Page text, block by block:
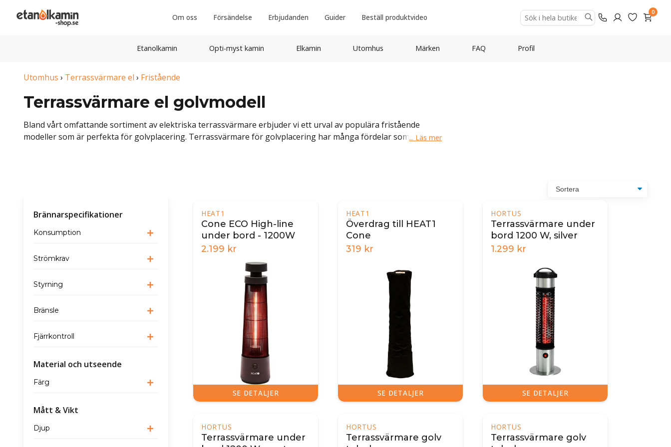
Om oss Försändelse Erbjudanden Guider Beställ produktvideo
0
Etanolkamin Opti-myst kamin Elkamin Utomhus Märken FAQ Profil
Utomhus › Terrassvärmare el › Fristående
Terrassvärmare el golvmodell
Bland vårt omfattande sortiment av elektriska terrassvärmare erbjuder vi ett urval av populära fristående
modeller som är perfekta för golvplacering. Terrassvärmare för golvplacering har många fördelar som gör
Brännarspecifikationer
Konsumption
Strömkrav
Styrning
Bränsle
Fjärrkontroll
Material och utseende
Färg
Mått & Vikt
Djup
HEAT1
Cone ECO High-line
under bord - 1200W
2.199 kr
SE DETALJER
HEAT1
Överdrag till HEAT1
Cone
319 kr
SE DETALJER
HORTUS
Terrassvärmare under
bord 1200 W, silver
1.299 kr
SE DETALJER
HORTUS
Terrassvärmare under
HORTUS
Terrassvärmare golv
HORTUS
Terrassvärmare golv